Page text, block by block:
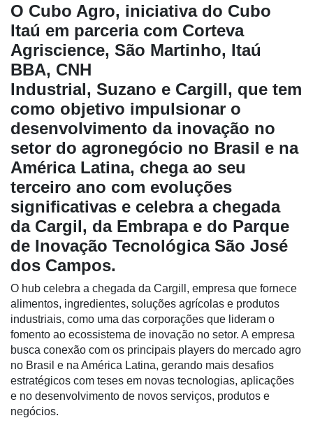
Cadastre-
se
Minha
conta
Notícias
Destaque
O Cubo Agro, iniciativa do Cubo
Itaú em parceria com Corteva
Agriscience, São Martinho, Itaú
BBA, CNH
Industrial, Suzano e Cargill, que tem
como objetivo impulsionar o
desenvolvimento da inovação no
setor do agronegócio no Brasil e na
América Latina, chega ao seu
terceiro ano com evoluções
significativas e celebra a chegada
da Cargil, da Embrapa e do Parque
de Inovação Tecnológica São José
dos Campos.
O hub celebra a chegada da Cargill, empresa que fornece
alimentos, ingredientes, soluções agrícolas e produtos
industriais, como uma das corporações que lideram o
fomento ao ecossistema de inovação no setor. A empresa
busca conexão com os principais players do mercado agro
no Brasil e na América Latina, gerando mais desafios
estratégicos com teses em novas tecnologias, aplicações
e no desenvolvimento de novos serviços, produtos e
negócios.